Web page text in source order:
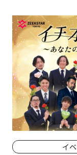
TEAM
TICKET
ホーム戦一
会場（座席
イ